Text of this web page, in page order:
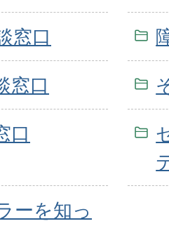
窓口
窓口
口
ーを知っ